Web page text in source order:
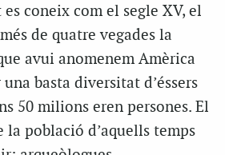
coneix com el segle XV, el
de quatre vegades la
avui anomenem Amèrica
basta diversitat d’éssers
50 milions eren persones. El
la població d’aquells temps